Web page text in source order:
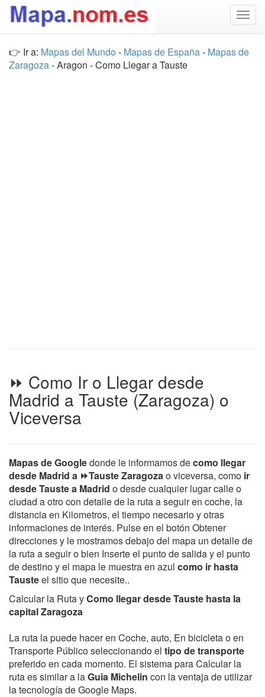
👉 Ir a: Mapas del Mundo - Mapas de España- Mapas de
Zaragoza- Aragon - Como Llegar a Tauste
⏩ Como Ir o Llegar desde
Madrid a Tauste (Zaragoza) o
Viceversa
Mapas de Googledonde le informamos decomo llegar
desde Madrid a ⏩Tauste Zaragozao viceversa, como ir
desde Tauste a Madrid o desde cualquier lugar calle o
ciudad a otro con detalle de la ruta a seguir en coche, la
distancia en Kilometros, el tiempo necesario y otras
informaciones de interés. Pulse en el botón Obtener
direcciones y le mostramos debajo del mapa un detalle de
la ruta a seguir o bien Inserte el punto de salida y el punto
de destino y el mapa le muestra en azul como ir hasta
Tausteel sitio que necesite..
Calcular la Ruta yComo llegar desde Tauste hasta la
capital Zaragoza
La ruta la puede hacer en Coche, auto, En bicicleta o en
Transporte Público seleccionando el tipo de transporte
preferido en cada momento. El sistema para Calcular la
ruta es similar a laGuia Michelin con la ventaja de utilizar
la tecnología de Google Maps.